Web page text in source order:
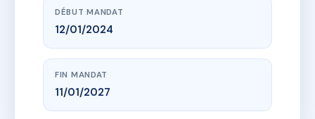
DÉBUT MANDAT
12/01/2024
FIN MANDAT
11/01/2027